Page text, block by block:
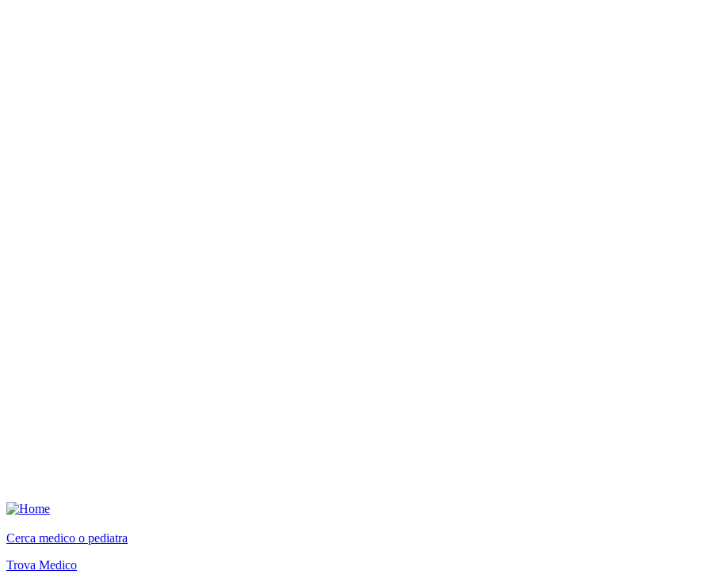
Cerca medico o pediatra
Trova Medico